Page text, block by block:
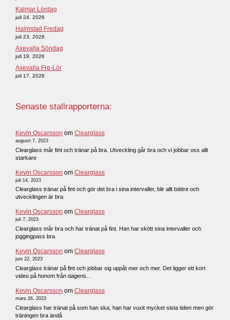
Kalmar Lördag
juli 24, 2026
Halmstad Fredag
juli 23, 2026
Axevalla Söndag
juli 19, 2026
Axevalla Fre-Lör
juli 17, 2026
Senaste stallrapporterna:
Kevin Oscarsson om Clearglass
augusti 7, 2023
Clearglass mår fint och tränar på bra. Utveckling går bra och vi jobbar oss allt
starkare
Kevin Oscarsson om Clearglass
juli 14, 2023
Clearglass tränar på fint och gör det bra i sina intervaller, blir allt bättre och
utvecklingen är bra
Kevin Oscarsson om Clearglass
juli 7, 2023
Clearglass mår bra och har tränat på fint. Han har skött sina intervaller och
joggingpass bra
Kevin Oscarsson om Clearglass
juni 22, 2023
Clearglass tränar på fint och jobbar sig uppåt mer och mer. Det ligger ett kort
video på honom från dagens…
Kevin Oscarsson om Clearglass
mars 26, 2023
Clearglass har tränat på som han ska, han har vuxit mycket sista tiden men gör
träningen bra ändå